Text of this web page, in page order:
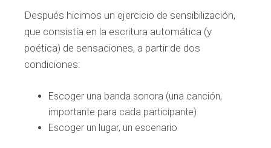
Después hicimos un ejercicio de sensibilización,
que consistía en la escritura automática (y
poética) de sensaciones, a partir de dos
condiciones:
Escoger una banda sonora (una canción,
importante para cada participante)
Escoger un lugar, un escenario